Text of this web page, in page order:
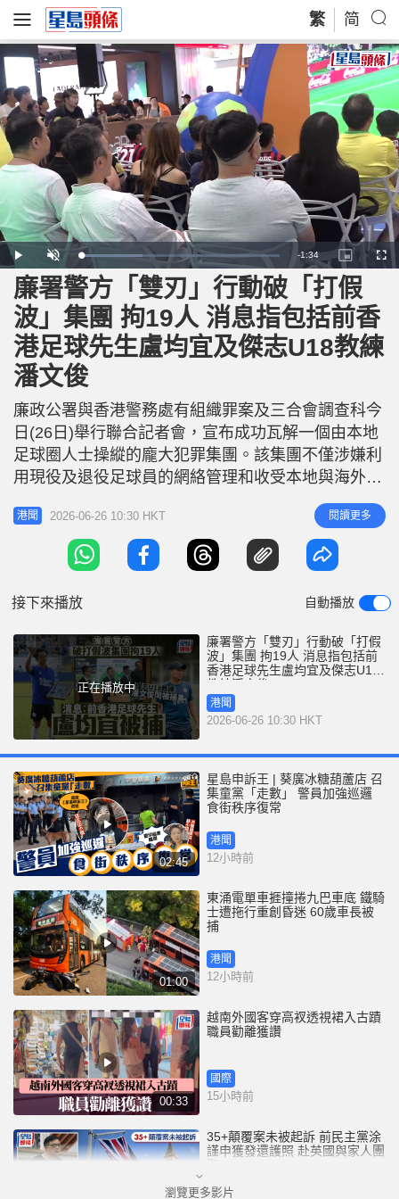
繁 简
P
l
a
y
U
n
m
u
t
L
o
d
1
4
2
R
m
i
-1:34
P
i
c
u
r
e
i
n
-
P
r
e
F
u
n
廉署警方「雙刃」行動破「打假
波」集團 拘19人 消息指包括前香
港足球先生盧均宜及傑志U18教練
潘文俊
廉政公署與香港警務處有組織罪案及三合會調查科今
日(26日)舉行聯合記者會，宣布成功瓦解一個由本地
足球圈人士操縱的龐大犯罪集團。該集團不僅涉嫌利
用現役及退役足球員的網絡管理和收受本地與海外足
球賽事（包括世界盃）的非法外圍賭注，更涉嫌以行
賄受賄方式操縱本地甲組足球聯賽的賽事結果，從中
在賭博中獲利。這宗案件是在廉署調查另一宗不法足
球賭博案件時揭發。在雙方部門的緊密合作下，執法
港聞 2026-06-26 10:30 HKT 閱讀更多
接下來播放 自動播放
正在播放中
廉署警方「雙刃」行動破「打假
波」集團 拘19人 消息指包括前
香港足球先生盧均宜及傑志U18
教練潘文俊
港聞
2026-06-26 10:30 HKT
02:45
星島申訴王 | 葵廣冰糖葫蘆店 召
集童黨「走數」 警員加強巡邏
食街秩序復常
港聞
12小時前
01:00
東涌電單車捱撞捲九巴車底 鐵騎
士遭拖行重創昏迷 60歲車長被
捕
港聞
12小時前
00:33
越南外國客穿高衩透視裙入古蹟
職員勸離獲讚
國際
15小時前
35+顛覆案未被起訴 前民主黨涂
謹申獲發還護照 赴英國與家人團
瀏覽更多影片